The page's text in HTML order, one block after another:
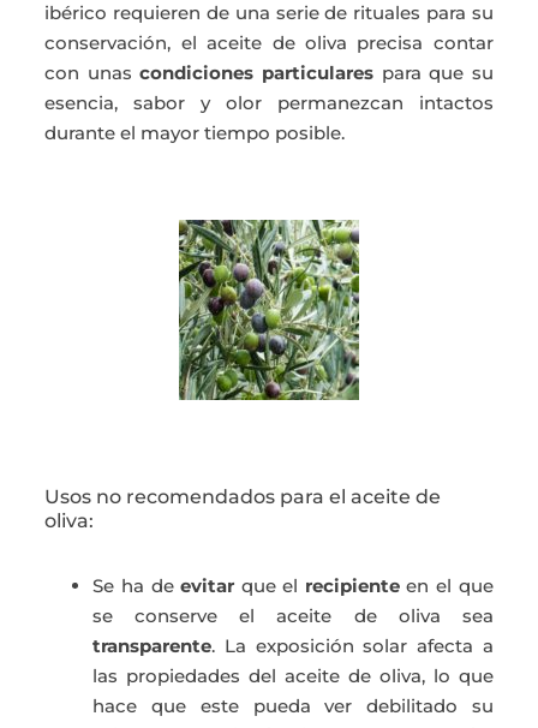
ibérico requieren de una serie de rituales para su
conservación, el aceite de oliva precisa contar
con unascondiciones particulares para que su
esencia, sabor y olor permanezcan intactos
durante el mayor tiempo posible.
Usos no recomendados para el aceite de
oliva:
Se ha deevitar que el recipienteen el que
se conserve el aceite de oliva sea
transparente. La exposición solar afecta a
las propiedades del aceite de oliva, lo que
hace que este pueda ver debilitado su